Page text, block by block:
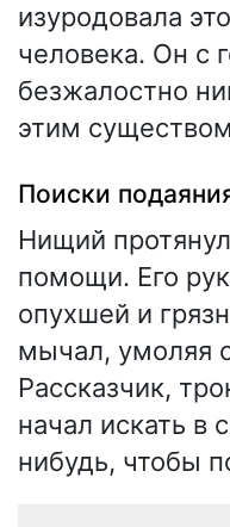
изуродовала
человека. Он с
безжалостно
этим
Поиски
Нищий
помощи. Его
опухшей и
мычал, умоляя
Рассказчик,
начал искать в
нибудь, чтобы